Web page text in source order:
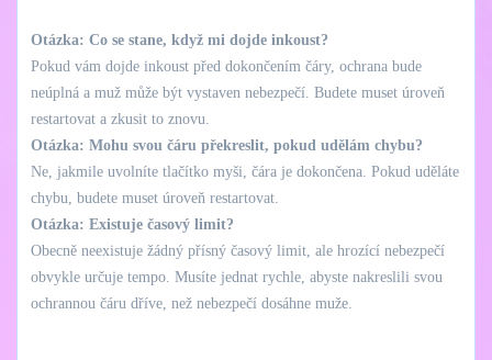
Otázka: Co se stane, když mi dojde inkoust?
Pokud vám dojde inkoust před dokončením čáry, ochrana bude
neúplná a muž může být vystaven nebezpečí. Budete muset úroveň
restartovat a zkusit to znovu.
Otázka: Mohu svou čáru překreslit, pokud udělám chybu?
Ne, jakmile uvolníte tlačítko myši, čára je dokončena. Pokud uděláte
chybu, budete muset úroveň restartovat.
Otázka: Existuje časový limit?
Obecně neexistuje žádný přísný časový limit, ale hrozící nebezpečí
obvykle určuje tempo. Musíte jednat rychle, abyste nakreslili svou
ochrannou čáru dříve, než nebezpečí dosáhne muže.